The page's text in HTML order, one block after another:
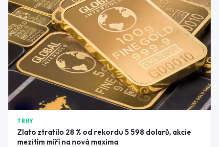
TRHY
Zlato ztratilo 28 % od rekordu 5 598 dolarů, akcie
mezitím míří na nová maxima